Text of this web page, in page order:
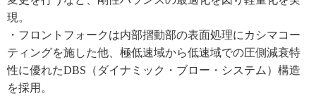
現。
・フロントフォークは内部摺動部の表面処理にカシマコー
ティングを施した他、極低速域から低速域での圧側減衰特
性に優れたDBS（ダイナミック・ブロー・システム）構造
を採用。